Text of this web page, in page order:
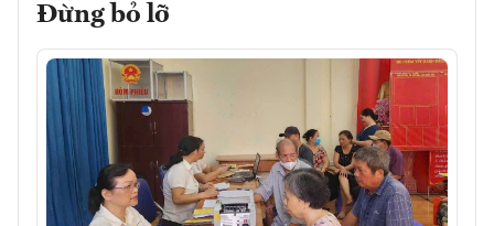
Đừng bỏ lỡ